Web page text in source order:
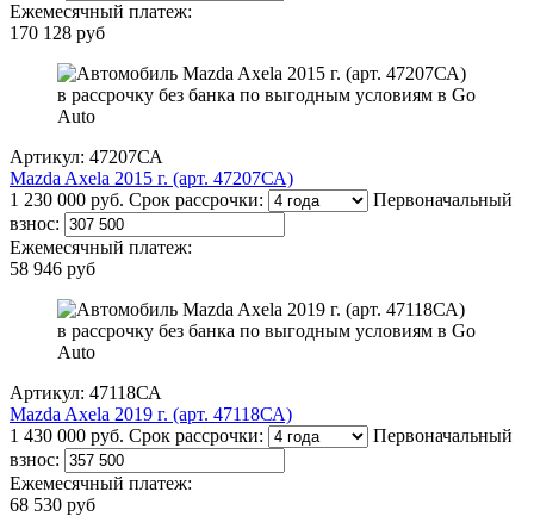
Ежемесячный платеж:
170 128 руб
Артикул: 47207СА
Mazda Axela 2015 г. (арт. 47207СА)
1 230 000 руб. Срок рассрочки:
Первоначальный
взнос:
Ежемесячный платеж:
58 946 руб
Артикул: 47118СА
Mazda Axela 2019 г. (арт. 47118СА)
1 430 000 руб. Срок рассрочки:
Первоначальный
взнос:
Ежемесячный платеж:
68 530 руб